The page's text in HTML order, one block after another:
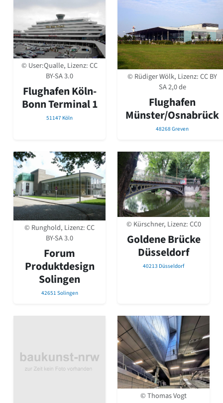
© User:Qualle, Lizenz:CC
BY-SA 3.0
Flughafen Köln-
Bonn Terminal 1
51147 Köln
© Rüdiger Wölk, Lizenz:CC BY
SA 2,0 de
Flughafen
Münster/Osnabrück
48268 Greven
© Runghold, Lizenz:CC
BY-SA 3.0
Forum
Produktdesign
Solingen
42651 Solingen
© Kürschner, Lizenz:CC0
Goldene Brücke
Düsseldorf
40213 Düsseldorf
© Thomas Vogt